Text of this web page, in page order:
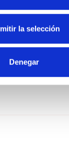
la selección
Denegar